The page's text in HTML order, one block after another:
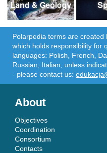
Land & Geology
Polarpedia terms are created
which holds responsibility for
languages: Polish, French,
Russian, Italian, unless
- please contact us:
About
Objectives
Coordination
Consortium
Contacts